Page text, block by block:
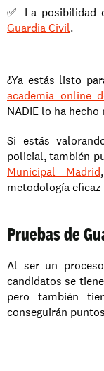
✅ La posibilidad
Guardia Civil.
academia online
NADIE lo ha hecho
Si estás
policial, también
Municipal Madrid
metodología
Pruebas de
Al ser un
candidatos se
pero también
conseguirán